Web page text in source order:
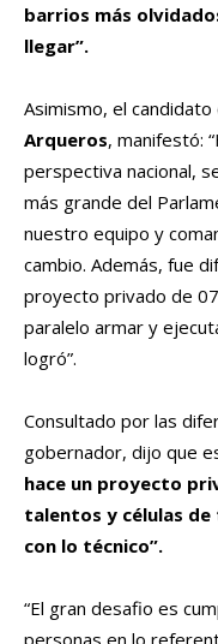
barrios más
llegar”.
Asimismo, el
Arqueros, manifestó: “
perspectiva nacional,
más grande del
nuestro equipo y
cambio. Además, fue
proyecto privado de
paralelo armar y
logró”.
Consultado por las
gobernador, dijo que
hace un proyecto
talentos y células
con lo técnico”.
“El gran desafio es